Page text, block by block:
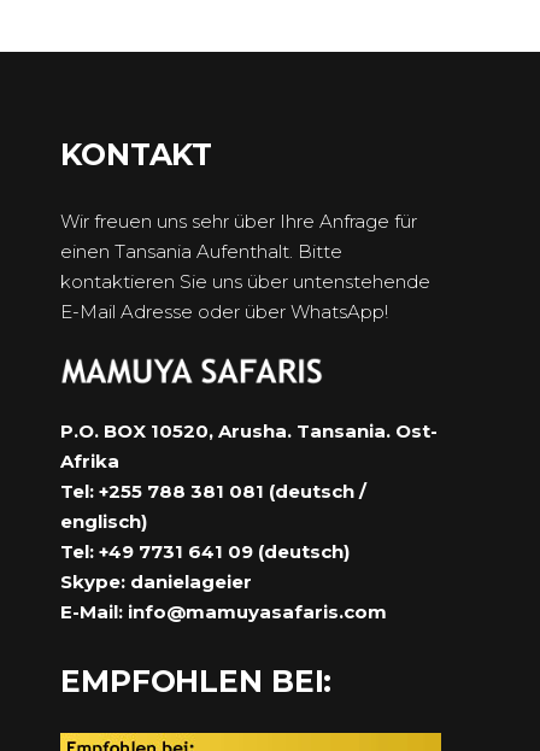
KONTAKT
Wir freuen uns sehr über Ihre Anfrage für
einen Tansania Aufenthalt. Bitte
kontaktieren Sie uns über untenstehende
E-Mail Adresse oder über WhatsApp!
P.O. BOX 10520, Arusha. Tansania. Ost-
Afrika
Tel: +255 788 381 081 (deutsch /
englisch)
Tel: +49 7731 641 09 (deutsch)
Skype: danielageier
E-Mail: info@mamuyasafaris.com
EMPFOHLEN BEI: